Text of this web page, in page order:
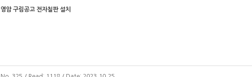
영암 구림공고 전자칠판 설치